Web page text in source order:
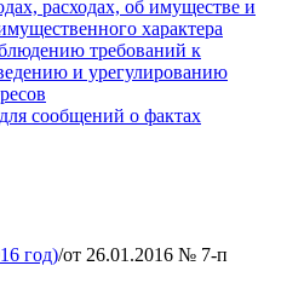
расходах, об имуществе и
характера
требований к
и урегулированию
сообщений о фактах
год)/от 26.01.2016 № 7-п